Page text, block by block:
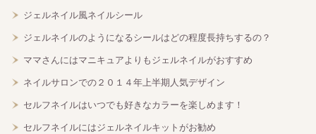
ジェルネイル風ネイルシール
ジェルネイルのようになるシールはどの程度長持ちするの？
ママさんにはマニキュアよりもジェルネイルがおすすめ
ネイルサロンでの２０１４年上半期人気デザイン
セルフネイルはいつでも好きなカラーを楽しめます！
セルフネイルにはジェルネイルキットがお勧め